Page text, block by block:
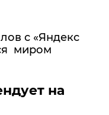
с «Яндекс
миром
на